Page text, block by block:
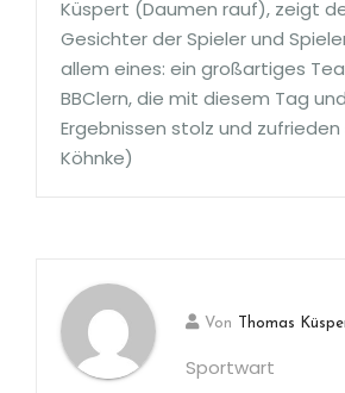
Küspert (Daumen rauf), zeigt
Gesichter der Spieler und
allem eines: ein großartiges
BBClern, die mit diesem Tag
Ergebnissen stolz und
Köhnke)
Von Thomas
Sportwart